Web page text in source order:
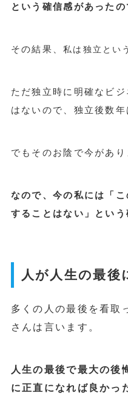
という確信感があったの
その結果、私は独立とい
ただ独立時に明確なビ
はないので、独立後数
でもそのお陰で今があり
なので、今の私には「
することはない」という
人が人生の最後
多くの人の最後を看取
さんは言います。
人生の最後で最大の後
に正直になれば良かっ